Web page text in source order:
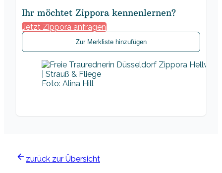
Ihr möchtet Zippora kennenlernen?
Jetzt Zippora anfragen
Zur Merkliste hinzufügen
Foto: Alina Hill
zurück zur Übersicht